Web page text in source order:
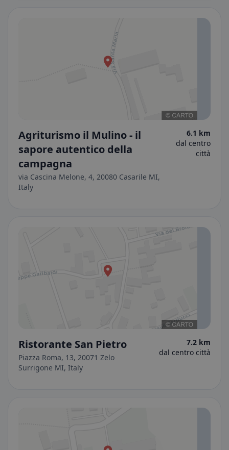
Agriturismo il Mulino - il
sapore autentico della
campagna
via Cascina Melone, 4, 20080 Casarile MI,
Italy
6.1 km
dal centro
città
Ristorante San Pietro
Piazza Roma, 13, 20071 Zelo
Surrigone MI, Italy
7.2 km
dal centro città